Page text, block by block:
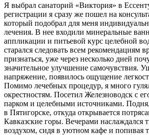
Я выбрал санаторий «Виктория» в
регистрации я сразу же пошел на
который подобрал для меня
лечения. В нее входили минеральные
аппликации и питьевой курс целебной
старался следовать всем рекомендациям
признаться, уже через несколько дней
значительное улучшение самочувствия.
напряжение, появилось ощущение
Помимо лечебных процедур, я много
окрестностям. Посетил Железноводск с
парком и целебными источниками.
в Пятигорске, откуда открывается
Кавказские горы. Вечерами
воздухом, сидя в уютном кафе и попивая